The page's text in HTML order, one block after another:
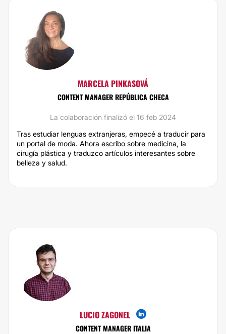
MARCELA PINKASOVÁ
CONTENT MANAGER REPÚBLICA CHECA
La colaboración finalizó el 16 feb 2024
Tras estudiar lenguas extranjeras, empecé a traducir para
un portal de moda. Ahora escribo sobre medicina, la
cirugía plástica y traduzco artículos interesantes sobre
belleza y salud.
LUCIO ZAGONEL
CONTENT MANAGER ITALIA